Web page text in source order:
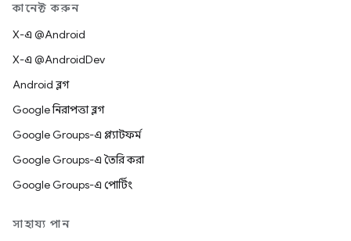
কানেক্ট করুন
X-এ @Android
X-এ @AndroidDev
Android ব্লগ
Google নিরাপত্তা ব্লগ
Google Groups-এ প্ল্যাটফর্ম
Google Groups-এ তৈরি করা
Google Groups-এ পোর্টিং
সাহায্য পান